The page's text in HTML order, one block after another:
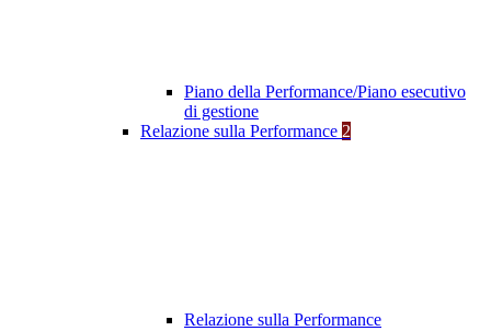
Piano della Performance/Piano esecutivo
di gestione
Relazione sulla Performance 2
Relazione sulla Performance